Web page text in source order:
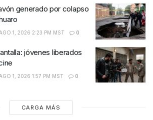
generado por colapso
1, 2026 2:23 PM MST 0
jóvenes liberados
1, 2026 1:57 PM MST 0
CARGA MÁS